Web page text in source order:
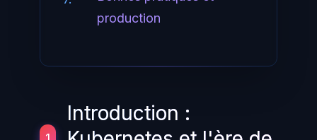
production
Introduction :